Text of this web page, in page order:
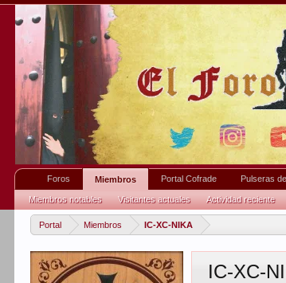
Portal Miembros IC-XC-NIKA
IC-XC-
Foros Miembros
Miembros notables Visitantes actuales Actividad reciente
Portal Cofrade Pulseras